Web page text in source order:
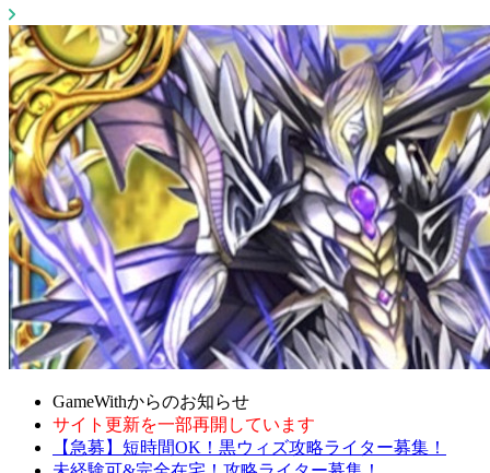
GameWithからのお知らせ
サイト更新を一部再開しています
【急募】短時間OK！黒ウィズ攻略ライター募集！